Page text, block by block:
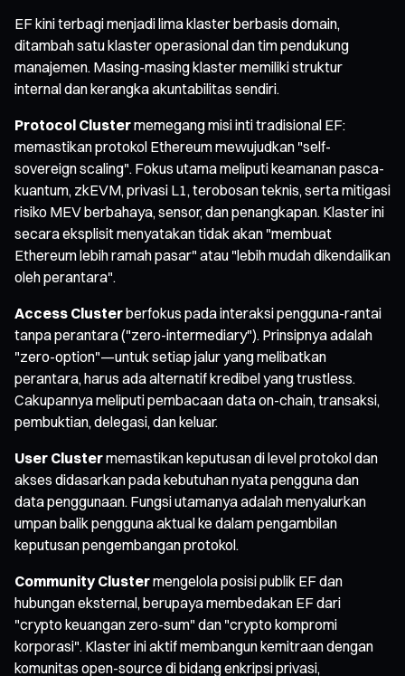
EF kini terbagi menjadi lima klaster berbasis domain,
ditambah satu klaster operasional dan tim pendukung
manajemen. Masing-masing klaster memiliki struktur
internal dan kerangka akuntabilitas sendiri.
Protocol Clustermemegang misi inti tradisional EF:
memastikan protokol Ethereum mewujudkan "self-
sovereign scaling". Fokus utama meliputi keamanan pasca-
kuantum, zkEVM, privasi L1, terobosan teknis, serta mitigasi
risiko MEV berbahaya, sensor, dan penangkapan. Klaster ini
secara eksplisit menyatakan tidak akan "membuat
Ethereum lebih ramah pasar" atau "lebih mudah dikendalikan
oleh perantara".
Access Clusterberfokus pada interaksi pengguna-rantai
tanpa perantara ("zero-intermediary"). Prinsipnya adalah
"zero-option"—untuk setiap jalur yang melibatkan
perantara, harus ada alternatif kredibel yang trustless.
Cakupannya meliputi pembacaan data on-chain, transaksi,
pembuktian, delegasi, dan keluar.
User Clustermemastikan keputusan di level protokol dan
akses didasarkan pada kebutuhan nyata pengguna dan
data penggunaan. Fungsi utamanya adalah menyalurkan
umpan balik pengguna aktual ke dalam pengambilan
keputusan pengembangan protokol.
Community Clustermengelola posisi publik EF dan
hubungan eksternal, berupaya membedakan EF dari
"crypto keuangan zero-sum" dan "crypto kompromi
korporasi". Klaster ini aktif membangun kemitraan dengan
komunitas open-source di bidang enkripsi privasi,